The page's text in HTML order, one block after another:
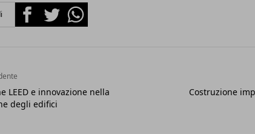
FacebookTwitterWhatsapp
LEED e innovazione nella
degli edifici
Costruzione